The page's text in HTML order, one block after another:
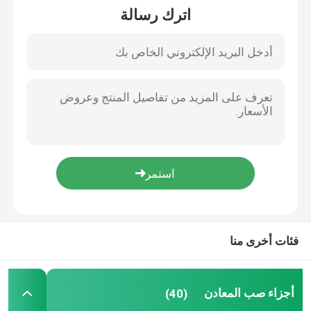
أجزاء صب الرمل
أجزاء تزوير الصلب
اترك رسالة
فئات أخرى منا
أجزاء صب المعادن (40)